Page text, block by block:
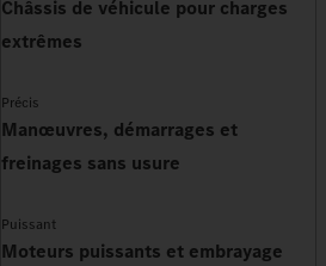
Châssis de véhicule pour charges
extrêmes
Précis
Manœuvres, démarrages et
freinages sans usure
Puissant
Moteurs puissants et embrayage